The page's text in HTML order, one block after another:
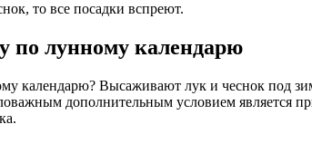
то все посадки вспреют.
по лунному календарю
календарю? Высаживают лук и чеснок под
дополнительным условием является